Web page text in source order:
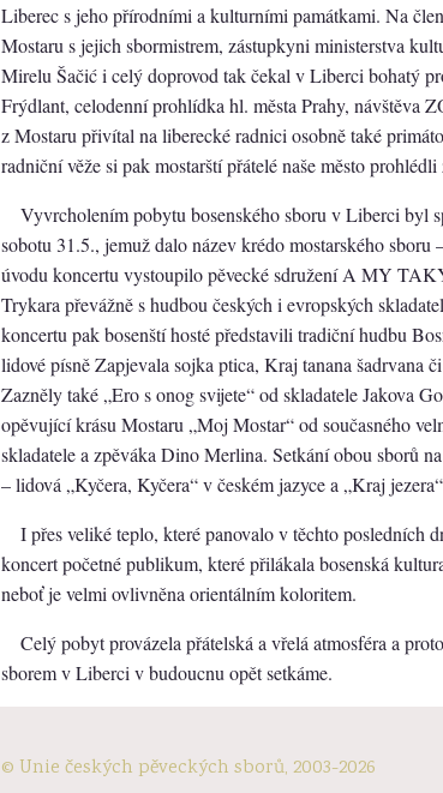
Liberec s jeho přírodními a kulturními památkami. Na
Mostaru s jejich sbormistrem, zástupkyni ministerstva
Mirelu Šačić i celý doprovod tak čekal v Liberci bohatý
Frýdlant, celodenní prohlídka hl. města Prahy, návštěva
z Mostaru přivítal na liberecké radnici osobně také
radniční věže si pak mostarští přátelé naše město
Vyvrcholením pobytu bosenského sboru v Liberci byl
sobotu 31.5., jemuž dalo název krédo mostarského
úvodu koncertu vystoupilo pěvecké sdružení A MY
Trykara převážně s hudbou českých i evropských
koncertu pak bosenští hosté představili tradiční hudbu
lidové písně Zapjevala sojka ptica, Kraj tanana šadrvana
Zazněly také „Ero s onog svijete“ od skladatele Jakova
opěvující krásu Mostaru „Moj Mostar“ od současného
skladatele a zpěváka Dino Merlina. Setkání obou sborů
– lidová „Kyčera, Kyčera“ v českém jazyce a „Kraj
I přes veliké teplo, které panovalo v těchto posledních
koncert početné publikum, které přilákala bosenská
neboť je velmi ovlivněna orientálním koloritem.
Celý pobyt provázela přátelská a vřelá atmosféra a
sborem v Liberci v budoucnu opět setkáme.
© Unie českých pěveckých sborů, 2003-2026